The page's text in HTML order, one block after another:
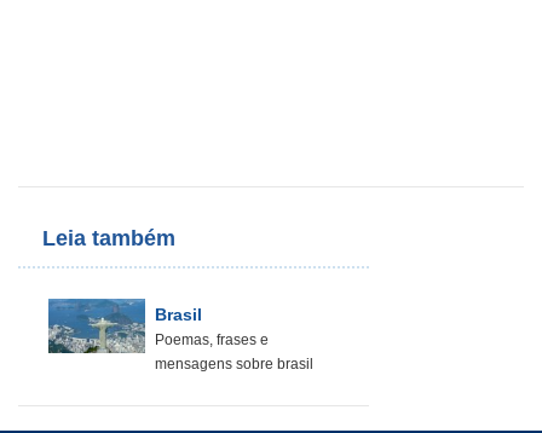
Leia também
Brasil
Poemas, frases e
mensagens sobre brasil